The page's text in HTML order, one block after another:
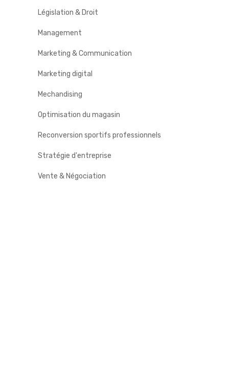
Législation & Droit
Management
Marketing & Communication
Marketing digital
Mechandising
Optimisation du magasin
Reconversion sportifs professionnels
Stratégie d'entreprise
Vente & Négociation